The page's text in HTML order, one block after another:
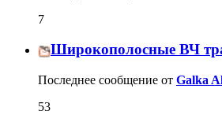
7
Широкополосные ВЧ
Последнее сообщение от Galka
53